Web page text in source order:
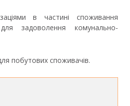
в частині споживання
для задоволення комунально-
побутових споживачів.